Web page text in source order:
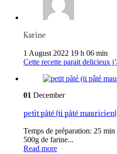
Karine
1 August 2022 19 h 06 min
Cette recette parait delicieux
01 December
petit pâté (ti pâté mauricien)
Temps de préparation: 25
500g de farine...
Read more